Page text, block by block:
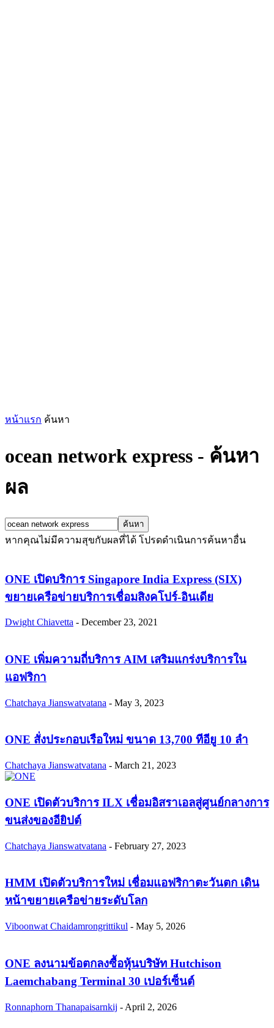
หน้าแรก ค้นหา
ocean network express - ค้นหา
ผล
หากคุณไม่มีความสุขกับผลที่ได้ โปรดดำเนินการค้นหาอื่น
ONE เปิดบริการ Singapore India Express (SIX)
ขยายเครือข่ายบริการเชื่อมสิงคโปร์-อินเดีย
Dwight Chiavetta - December 23, 2021
ONE เพิ่มความถี่บริการ AIM เสริมแกร่งบริการใน
แอฟริกา
Chatchaya Jianswatvatana - May 3, 2023
ONE สั่งประกอบเรือใหม่ ขนาด 13,700 ทีอียู 10 ลำ
Chatchaya Jianswatvatana - March 21, 2023
ONE เปิดตัวบริการ ILX เชื่อมอิสราเอลสู่ศูนย์กลางการ
ขนส่งของอียิปต์
Chatchaya Jianswatvatana - February 27, 2023
HMM เปิดตัวบริการใหม่ เชื่อมแอฟริกาตะวันตก เดิน
หน้าขยายเครือข่ายระดับโลก
Viboonwat Chaidamrongrittikul - May 5, 2026
ONE ลงนามข้อตกลงซื้อหุ้นบริษัท Hutchison
Laemchabang Terminal 30 เปอร์เซ็นต์
Ronnaphorn Thanapaisarnkij - April 2, 2026